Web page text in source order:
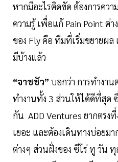
หากมีอะไรติดขัด ต้องการคว
ความรู้ เพื่อแก้ Pain Point ต่
ของ Fly คือ ทีมที่เริ่มขยายผล
มีบ้างแล้ว
“จาชชัว” บอกว่า การทำงา
ทำงานทั้ง 3 ส่วนให้ได้ดีที่สุด
กัน ADD Ventures ยากตรงที่
เยอะ และต้องเดินทางบ่อยม
ต่างๆ ส่วนฝั่งของ ซีโร่ ทู วัน